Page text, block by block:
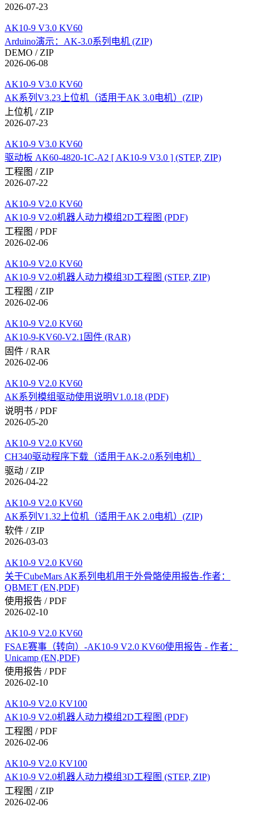
2026-07-23
AK10-9 V3.0 KV60
Arduino演示：AK-3.0系列电机 (ZIP)
DEMO / ZIP
2026-06-08
AK10-9 V3.0 KV60
AK系列V3.23上位机（适用于AK 3.0电机）(ZIP)
上位机 / ZIP
2026-07-23
AK10-9 V3.0 KV60
驱动板 AK60-4820-1C-A2 [ AK10-9 V3.0 ] (STEP, ZIP)
工程图 / ZIP
2026-07-22
AK10-9 V2.0 KV60
AK10-9 V2.0机器人动力模组2D工程图 (PDF)
工程图 / PDF
2026-02-06
AK10-9 V2.0 KV60
AK10-9 V2.0机器人动力模组3D工程图 (STEP, ZIP)
工程图 / ZIP
2026-02-06
AK10-9 V2.0 KV60
AK10-9-KV60-V2.1固件 (RAR)
固件 / RAR
2026-02-06
AK10-9 V2.0 KV60
AK系列模组驱动使用说明V1.0.18 (PDF)
说明书 / PDF
2026-05-20
AK10-9 V2.0 KV60
CH340驱动程序下载（适用于AK-2.0系列电机）
驱动 / ZIP
2026-04-22
AK10-9 V2.0 KV60
AK系列V1.32上位机（适用于AK 2.0电机）(ZIP)
软件 / ZIP
2026-03-03
AK10-9 V2.0 KV60
关于CubeMars AK系列电机用于外骨骼使用报告-作者：
QBMET (EN,PDF)
使用报告 / PDF
2026-02-10
AK10-9 V2.0 KV60
FSAE赛事（转向）-AK10-9 V2.0 KV60使用报告 - 作者：
Unicamp (EN,PDF)
使用报告 / PDF
2026-02-10
AK10-9 V2.0 KV100
AK10-9 V2.0机器人动力模组2D工程图 (PDF)
工程图 / PDF
2026-02-06
AK10-9 V2.0 KV100
AK10-9 V2.0机器人动力模组3D工程图 (STEP, ZIP)
工程图 / ZIP
2026-02-06